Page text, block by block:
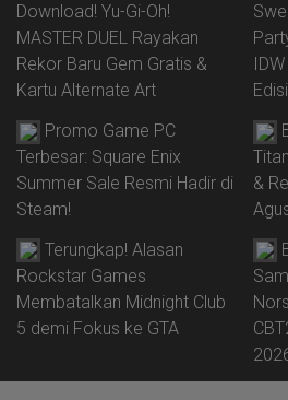
Download! Yu-Gi-Oh!
MASTER DUEL Rayakan
Rekor Baru Gem Gratis &
Kartu Alternate Art
Promo Game PC
Terbesar: Square Enix
Summer Sale Resmi Hadir di
Steam!
&
Terungkap! Alasan
Rockstar Games
Membatalkan Midnight Club
5 demi Fokus ke GTA